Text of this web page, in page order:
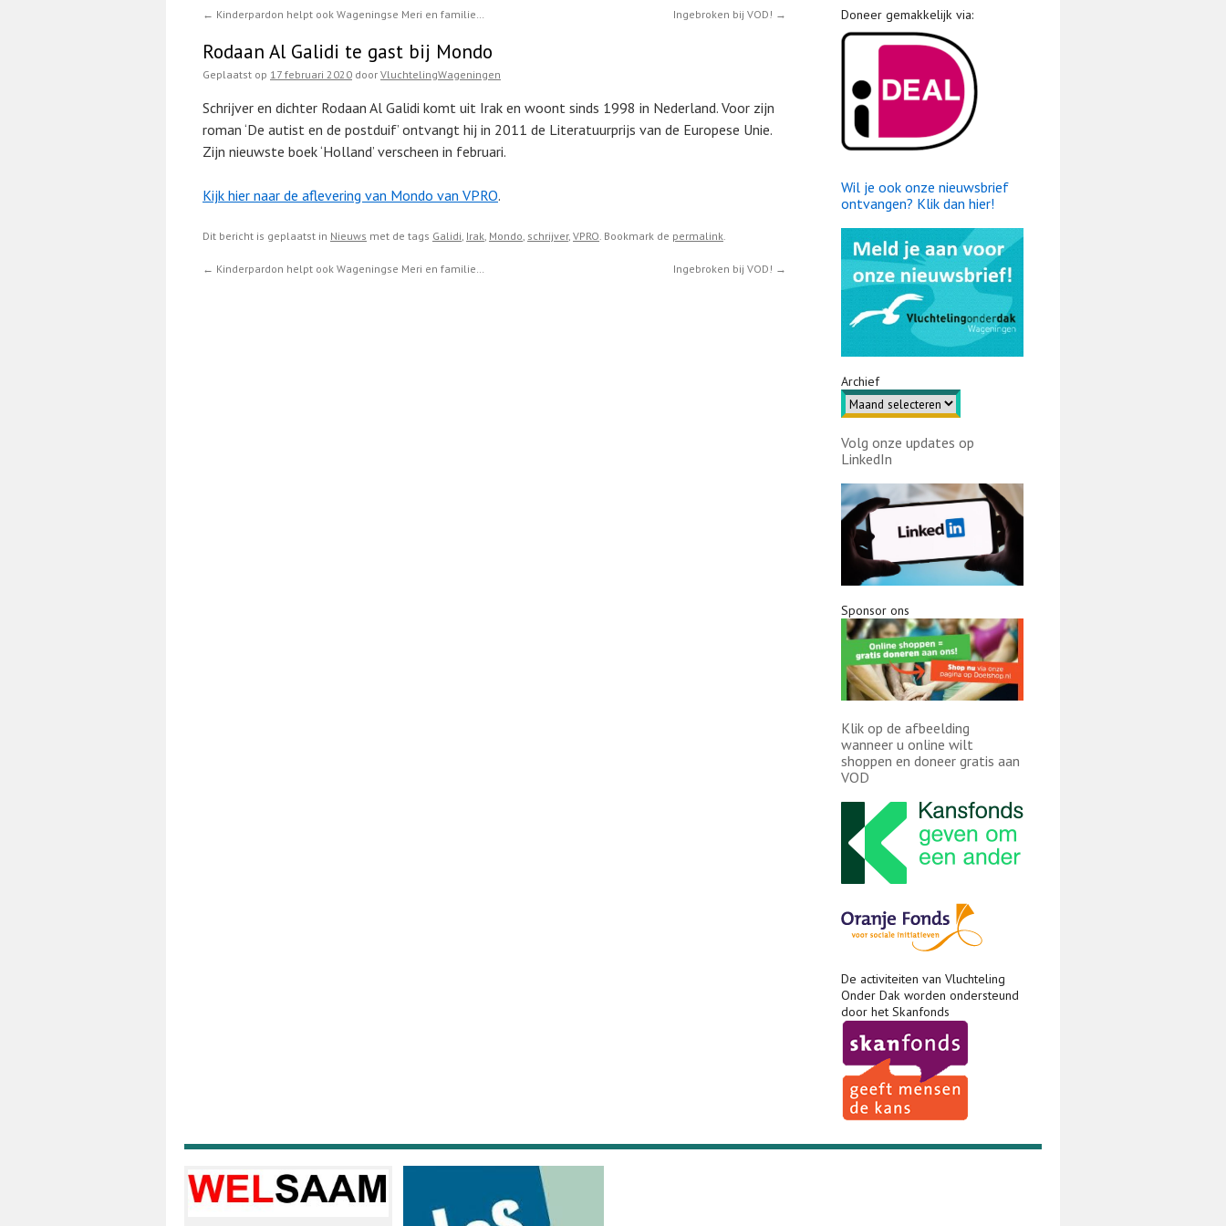
← Kinderpardon helpt ook Wageningse Meri en familie… Ingebroken bij VOD! →
Rodaan Al Galidi te gast bij Mondo
Geplaatst op 17 februari 2020 door VluchtelingWageningen
Schrijver en dichter Rodaan Al Galidi komt uit Irak en woont sinds 1998 in Nederland. Voor zijn
roman ‘De autist en de postduif’ ontvangt hij in 2011 de Literatuurprijs van de Europese Unie.
Zijn nieuwste boek ‘Holland’ verscheen in februari.
Kijk hier naar de aflevering van Mondo van VPRO.
Dit bericht is geplaatst in Nieuws met de tags Galidi, Irak, Mondo, schrijver, VPRO. Bookmark de permalink.
← Kinderpardon helpt ook Wageningse Meri en familie… Ingebroken bij VOD! →
Doneer gemakkelijk via:
Wil je ook onze nieuwsbrief
ontvangen? Klik dan hier!
Archief
Archief
Volg onze updates op
LinkedIn
Sponsor ons
Klik op de afbeelding
wanneer u online wilt
shoppen en doneer gratis aan
VOD
De activiteiten van Vluchteling
Onder Dak worden ondersteund
door het Skanfonds